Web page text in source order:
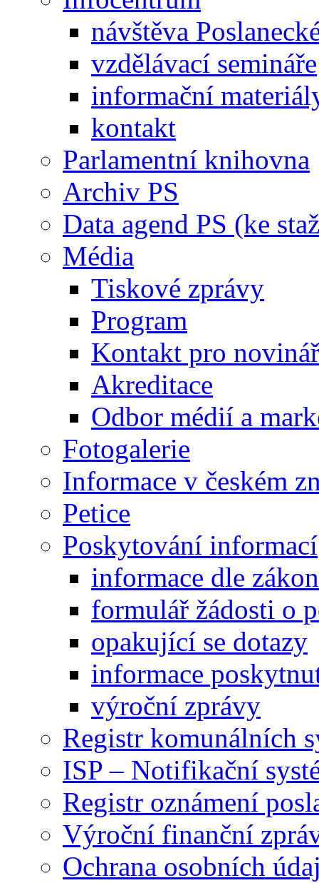
návštěva
vzdělávací semináře
informační
kontakt
Parlamentní knihovna
Archiv PS
Data agend PS (ke
Média
Tiskové zprávy
Program
Kontakt pro
Akreditace
Odbor médií a
Fotogalerie
Informace v českém
Petice
Poskytování informací
informace dle
formulář žádosti o
opakující se dotazy
informace
výroční zprávy
Registr komunálních
ISP – Notifikační
Registr oznámení
Výroční finanční
Ochrana osobních